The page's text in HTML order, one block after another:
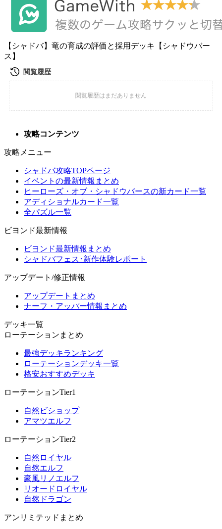
【シャドバ】竜の育成の評価と採用デッキ【シャドウバー
ス】
攻略コンテンツ
攻略メニュー
シャドバ攻略TOPページ
イベントの最新情報まとめ
ヒーローズ・オブ・シャドウバースの新カード一覧
アディショナルカード一覧
全パズル一覧
ビヨンド最新情報
ビヨンド最新情報まとめ
シャドバフェス･新作体験レポート
アップデート/修正情報
アップデートまとめ
ナーフ・アッパー情報まとめ
デッキ一覧
ローテーションまとめ
最強デッキランキング
ローテーションデッキ一覧
格安おすすめデッキ
ローテーションTier1
自然ビショップ
アマツエルフ
ローテーションTier2
自然ロイヤル
自然エルフ
豪風リノエルフ
リオードロイヤル
自然ドラゴン
アンリミテッドまとめ